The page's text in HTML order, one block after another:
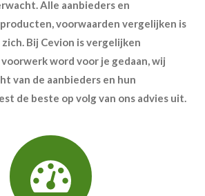
Alle aanbieders en
voorwaarden vergelijken is
Bij Cevion is vergelijken
word voor je gedaan, wij
van de aanbieders en hun
de beste op volg van ons advies uit.